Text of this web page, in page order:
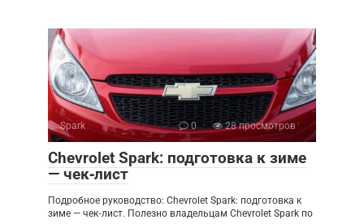
Spark 0 28 просмотров
Chevrolet Spark: подготовка к зиме
— чек‑лист
Подробное руководство: Chevrolet Spark: подготовка к
зиме — чек‑лист. Полезно владельцам Chevrolet Spark по